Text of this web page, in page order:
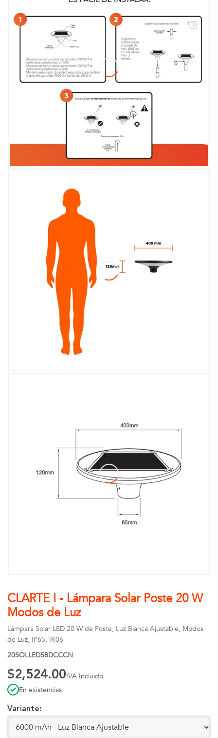
CLARTE I - Lámpara Solar Poste 20 W
Modos de Luz
Lámpara Solar LED 20 W de Poste, Luz Blanca Ajustable, Modos
de Luz, IP65, IK06
20SOLLED58DCCCN
$2,524.00IVA Incluido
En existencias
Variante: